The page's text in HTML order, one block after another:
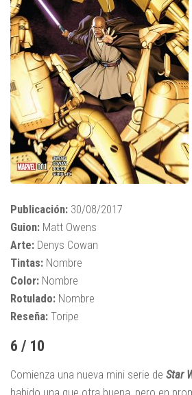
Publicación: 30/08/2017
Guion: Matt Owens
Arte: Denys Cowan
Tintas: Nombre
Color: Nombre
Rotulado: Nombre
Reseña: Toripe
6 / 10
Comienza una nueva mini serie de Star